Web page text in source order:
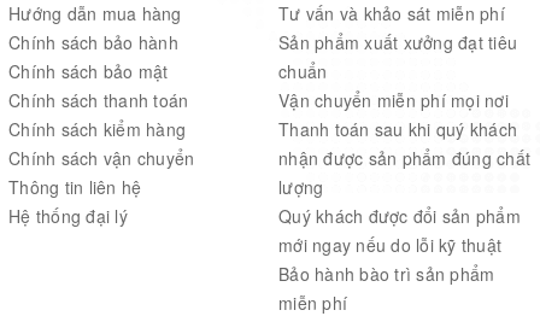
Hướng dẫn mua hàng
Chính sách bảo hành
Chính sách bảo mật
Chính sách thanh toán
Chính sách kiểm hàng
Chính sách vận chuyển
Thông tin liên hệ
Hệ thống đại lý
Tư vấn và khảo sát miễn phí
Sản phẩm xuất xưởng đạt tiêu
chuẩn
Vận chuyển miễn phí mọi nơi
Thanh toán sau khi quý khách
nhận được sản phẩm đúng chất
lượng
Quý khách được đổi sản phẩm
mới ngay nếu do lỗi kỹ thuật
Bảo hành bào trì sản phẩm
miễn phí